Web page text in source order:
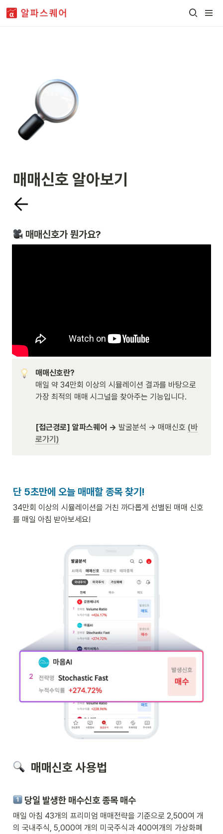
매매신호 알아보기
매매신호가 뭔가요?
매일 약 34만회 이상의 시뮬레이션 결과를 바탕으로
가장 최적의 매매 시그널을 찾아주는 기능입니다.
[접근경로] 알파스퀘어 → 발굴분석 → 매매신호 (바
로가기)
단 5초만에 오늘 매매할 종목 찾기!
34만회 이상의 시뮬레이션을 거친 까다롭게 선별된 매매 신호
를 매일 아침 받아보세요!
매매신호 사용법
당일 발생한 매수신호 종목 매수
매일 아침 43개의 프리미엄 매매전략을 기준으로 2,500여 개
의 국내주식, 5,000여 개의 미국주식과 400여개의 가상화폐